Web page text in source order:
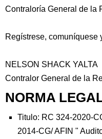
Contraloría General de la
Regístrese, comuníquese
NELSON SHACK YALTA
Contralor General de la
NORMA
Titulo: RC 324-2020-
2014-CG/ AFIN "